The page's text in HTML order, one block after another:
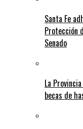
Santa Fe
Protección
Senado
La
becas de